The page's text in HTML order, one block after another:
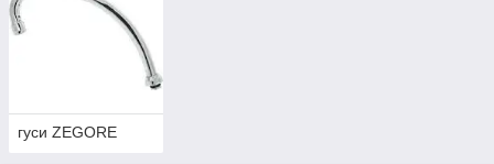
гуси ZEGORE